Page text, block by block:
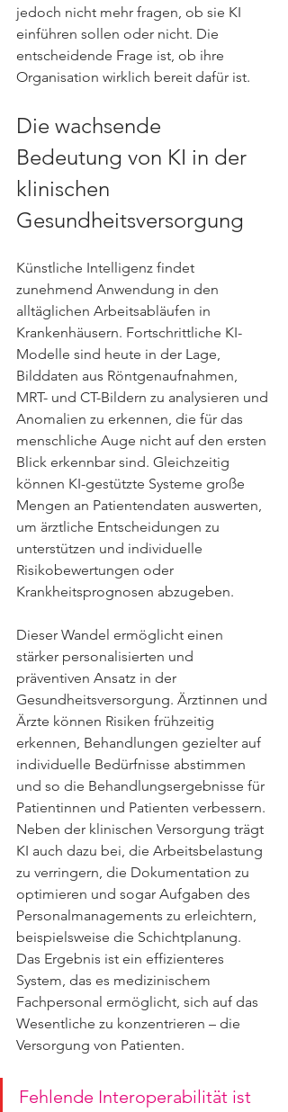
jedoch nicht mehr fragen, ob sie KI
einführen sollen oder nicht. Die
entscheidende Frage ist, ob ihre
Organisation wirklich bereit dafür ist.
Die wachsende
Bedeutung von KI in der
klinischen
Gesundheitsversorgung
Künstliche Intelligenz findet
zunehmend Anwendung in den
alltäglichen Arbeitsabläufen in
Krankenhäusern. Fortschrittliche KI-
Modelle sind heute in der Lage,
Bilddaten aus Röntgenaufnahmen,
MRT- und CT-Bildern zu analysieren und
Anomalien zu erkennen, die für das
menschliche Auge nicht auf den ersten
Blick erkennbar sind. Gleichzeitig
können KI-gestützte Systeme große
Mengen an Patientendaten auswerten,
um ärztliche Entscheidungen zu
unterstützen und individuelle
Risikobewertungen oder
Krankheitsprognosen abzugeben.
Dieser Wandel ermöglicht einen
stärker personalisierten und
präventiven Ansatz in der
Gesundheitsversorgung. Ärztinnen und
Ärzte können Risiken frühzeitig
erkennen, Behandlungen gezielter auf
individuelle Bedürfnisse abstimmen
und so die Behandlungsergebnisse für
Patientinnen und Patienten verbessern.
Neben der klinischen Versorgung trägt
KI auch dazu bei, die Arbeitsbelastung
zu verringern, die Dokumentation zu
optimieren und sogar Aufgaben des
Personalmanagements zu erleichtern,
beispielsweise die Schichtplanung.
Das Ergebnis ist ein effizienteres
System, das es medizinischem
Fachpersonal ermöglicht, sich auf das
Wesentliche zu konzentrieren – die
Versorgung von Patienten.
Fehlende Interoperabilität ist